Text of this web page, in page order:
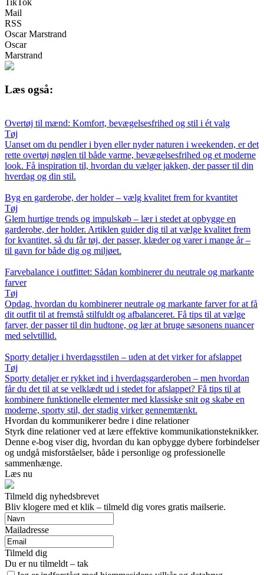
Mail
RSS
Oscar Marstrand
Oscar
Marstrand
Læs også:
Overtøj til mænd: Komfort, bevægelsesfrihed og stil i ét valg
Tøj
Uanset om du pendler i byen eller nyder naturen i weekenden, er det
rette overtøj nøglen til både varme, bevægelsesfrihed og et moderne
look. Få inspiration til, hvordan du vælger jakken, der passer til din
hverdag og din stil.
Byg en garderobe, der holder – vælg kvalitet frem for kvantitet
Tøj
Glem hurtige trends og impulskøb – lær i stedet at opbygge en
garderobe, der holder. Artiklen guider dig til at vælge kvalitet frem
for kvantitet, så du får tøj, der passer, klæder og varer i mange år –
til gavn for både dig og miljøet.
Farvebalance i outfittet: Sådan kombinerer du neutrale og markante
farver
Tøj
Opdag, hvordan du kombinerer neutrale og markante farver for at få
dit outfit til at fremstå stilfuldt og afbalanceret. Få tips til at vælge
farver, der passer til din hudtone, og lær at bruge sæsonens nuancer
med selvtillid.
Sporty detaljer i hverdagsstilen – uden at det virker for afslappet
Tøj
Sporty detaljer er rykket ind i hverdagsgarderoben – men hvordan
får du det til at se velklædt ud i stedet for afslappet? Få tips til at
kombinere funktionelle elementer med klassiske snit og skabe en
moderne, sporty stil, der stadig virker gennemtænkt.
Hvordan du kommunikerer bedre i dine relationer
Styrk dine relationer ved at lære effektive kommunikationsteknikker.
Denne e-bog viser dig, hvordan du kan opbygge dybere forbindelser
og undgå misforståelser, både i personlige og professionelle
sammenhænge.
Læs nu
Tilmeld dig nyhedsbrevet
Bliv klogere med et klik – tilmeld dig vores gratis mailserie.
Mailadresse
Tilmeld dig
Du er nu tilmeldt – tak